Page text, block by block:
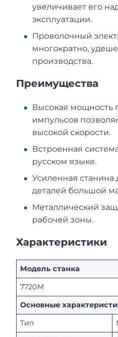
увеличивает его
эксплуатации.
Проволочный
многократно,
производства.
Преимущества
Высокая мощность
импульсов
высокой скорости.
Встроенная
русском языке.
Усиленная станина
деталей большой
Металлический
рабочей зоны.
Характеристики
Модель станка
7720М
Основные
Тип